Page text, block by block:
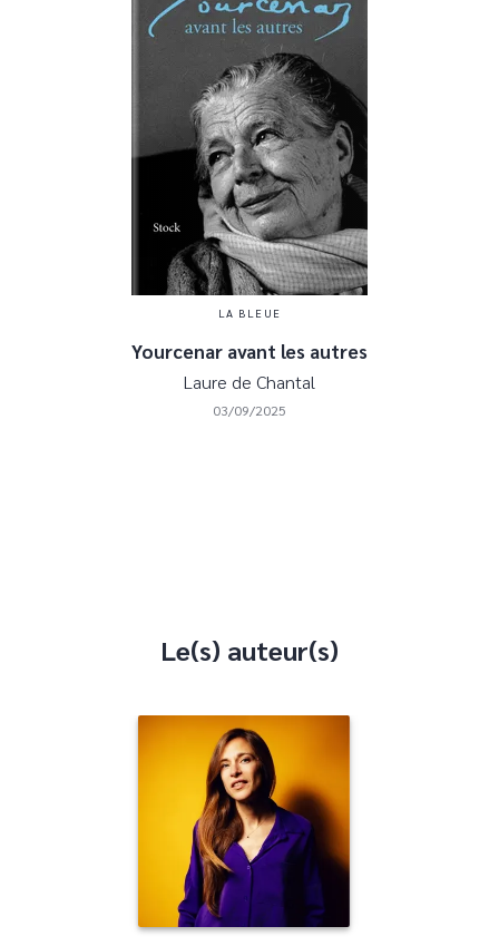
LA BLEUE
Yourcenar avant les autres
Laure de Chantal
03/09/2025
Le(s) auteur(s)